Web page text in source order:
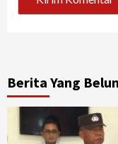
Berita Yang